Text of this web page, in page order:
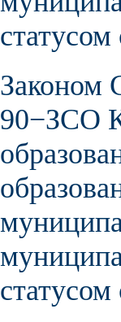
статусом
Законом
90−ЗСО
статусом